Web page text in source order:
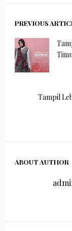
PREVIOUS
Tampil
ABOUT AUTHOR